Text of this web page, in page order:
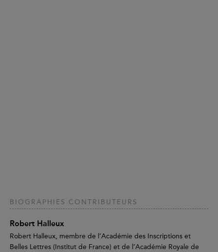
BIOGRAPHIES CONTRIBUTEURS
Robert Halleux
Robert Halleux, membre de l’Académie des Inscriptions et
Belles Lettres (Institut de France) et de l’Académie Royale de